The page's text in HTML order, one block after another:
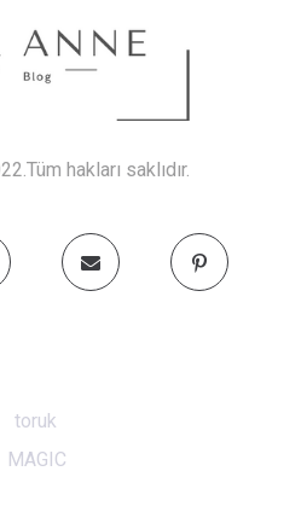
hakları saklıdır.
toruk
MAGIC